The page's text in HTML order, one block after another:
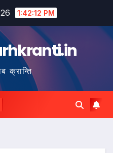
1:42:13 PM
क्रान्ति